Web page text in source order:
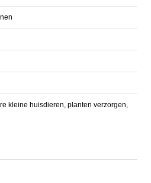
kleine huisdieren, planten verzorgen,